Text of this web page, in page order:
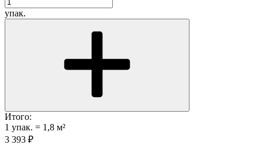
упак.
Итого:
1 упак. = 1,8 м²
3 393 ₽